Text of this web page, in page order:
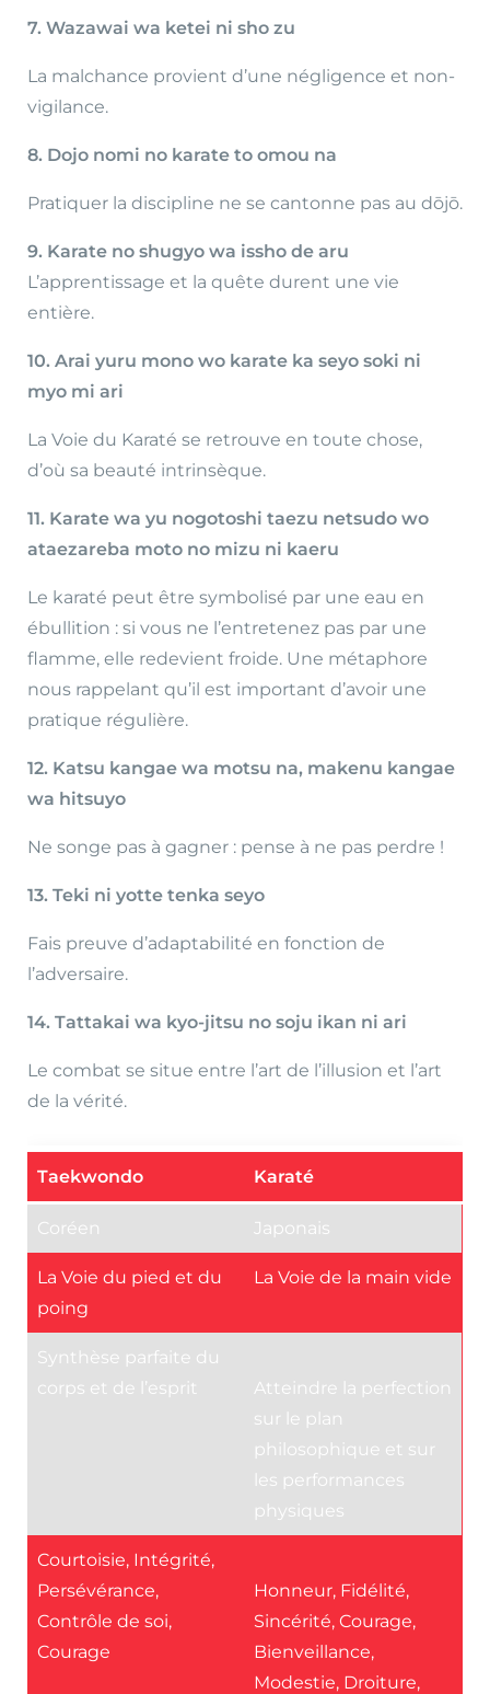
7. Wazawai wa ketei ni sho zu
La malchance provient d’une négligence et non-
vigilance.
8. Dojo nomi no karate to omou na
Pratiquer la discipline ne se cantonne pas au dōjō.
9. Karate no shugyo wa issho de aru
L’apprentissage et la quête durent une vie
entière.
10. Arai yuru mono wo karate ka seyo soki ni
myo mi ari
La Voie du Karaté se retrouve en toute chose,
d’où sa beauté intrinsèque.
11. Karate wa yu nogotoshi taezu netsudo wo
ataezareba moto no mizu ni kaeru
Le karaté peut être symbolisé par une eau en
ébullition : si vous ne l’entretenez pas par une
flamme, elle redevient froide. Une métaphore
nous rappelant qu’il est important d’avoir une
pratique régulière.
12. Katsu kangae wa motsu na, makenu kangae
wa hitsuyo
Ne songe pas à gagner : pense à ne pas perdre !
13. Teki ni yotte tenka seyo
Fais preuve d’adaptabilité en fonction de
l’adversaire.
14. Tattakai wa kyo-jitsu no soju ikan ni ari
Le combat se situe entre l’art de l’illusion et l’art
de la vérité.
Taekwondo Karaté
Coréen Japonais
La Voie du pied et du
poing
La Voie de la main vide
Synthèse parfaite du
corps et de l’esprit
Atteindre la perfection
sur le plan
philosophique et sur
les performances
physiques
Courtoisie, Intégrité,
Persévérance,
Contrôle de soi,
Courage
Honneur, Fidélité,
Sincérité, Courage,
Bienveillance,
Modestie, Droiture,